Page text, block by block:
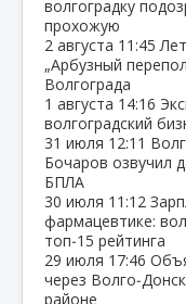
волгоградку
прохожую
2 августа 11:45
„Арбузный
Волгограда
1 августа 14:16
волгоградский
31 июля 12:11
Бочаров озвучил
БПЛА
30 июля 11:12
фармацевтике:
топ‑15 рейтинга
29 июля 17:46
через
районе